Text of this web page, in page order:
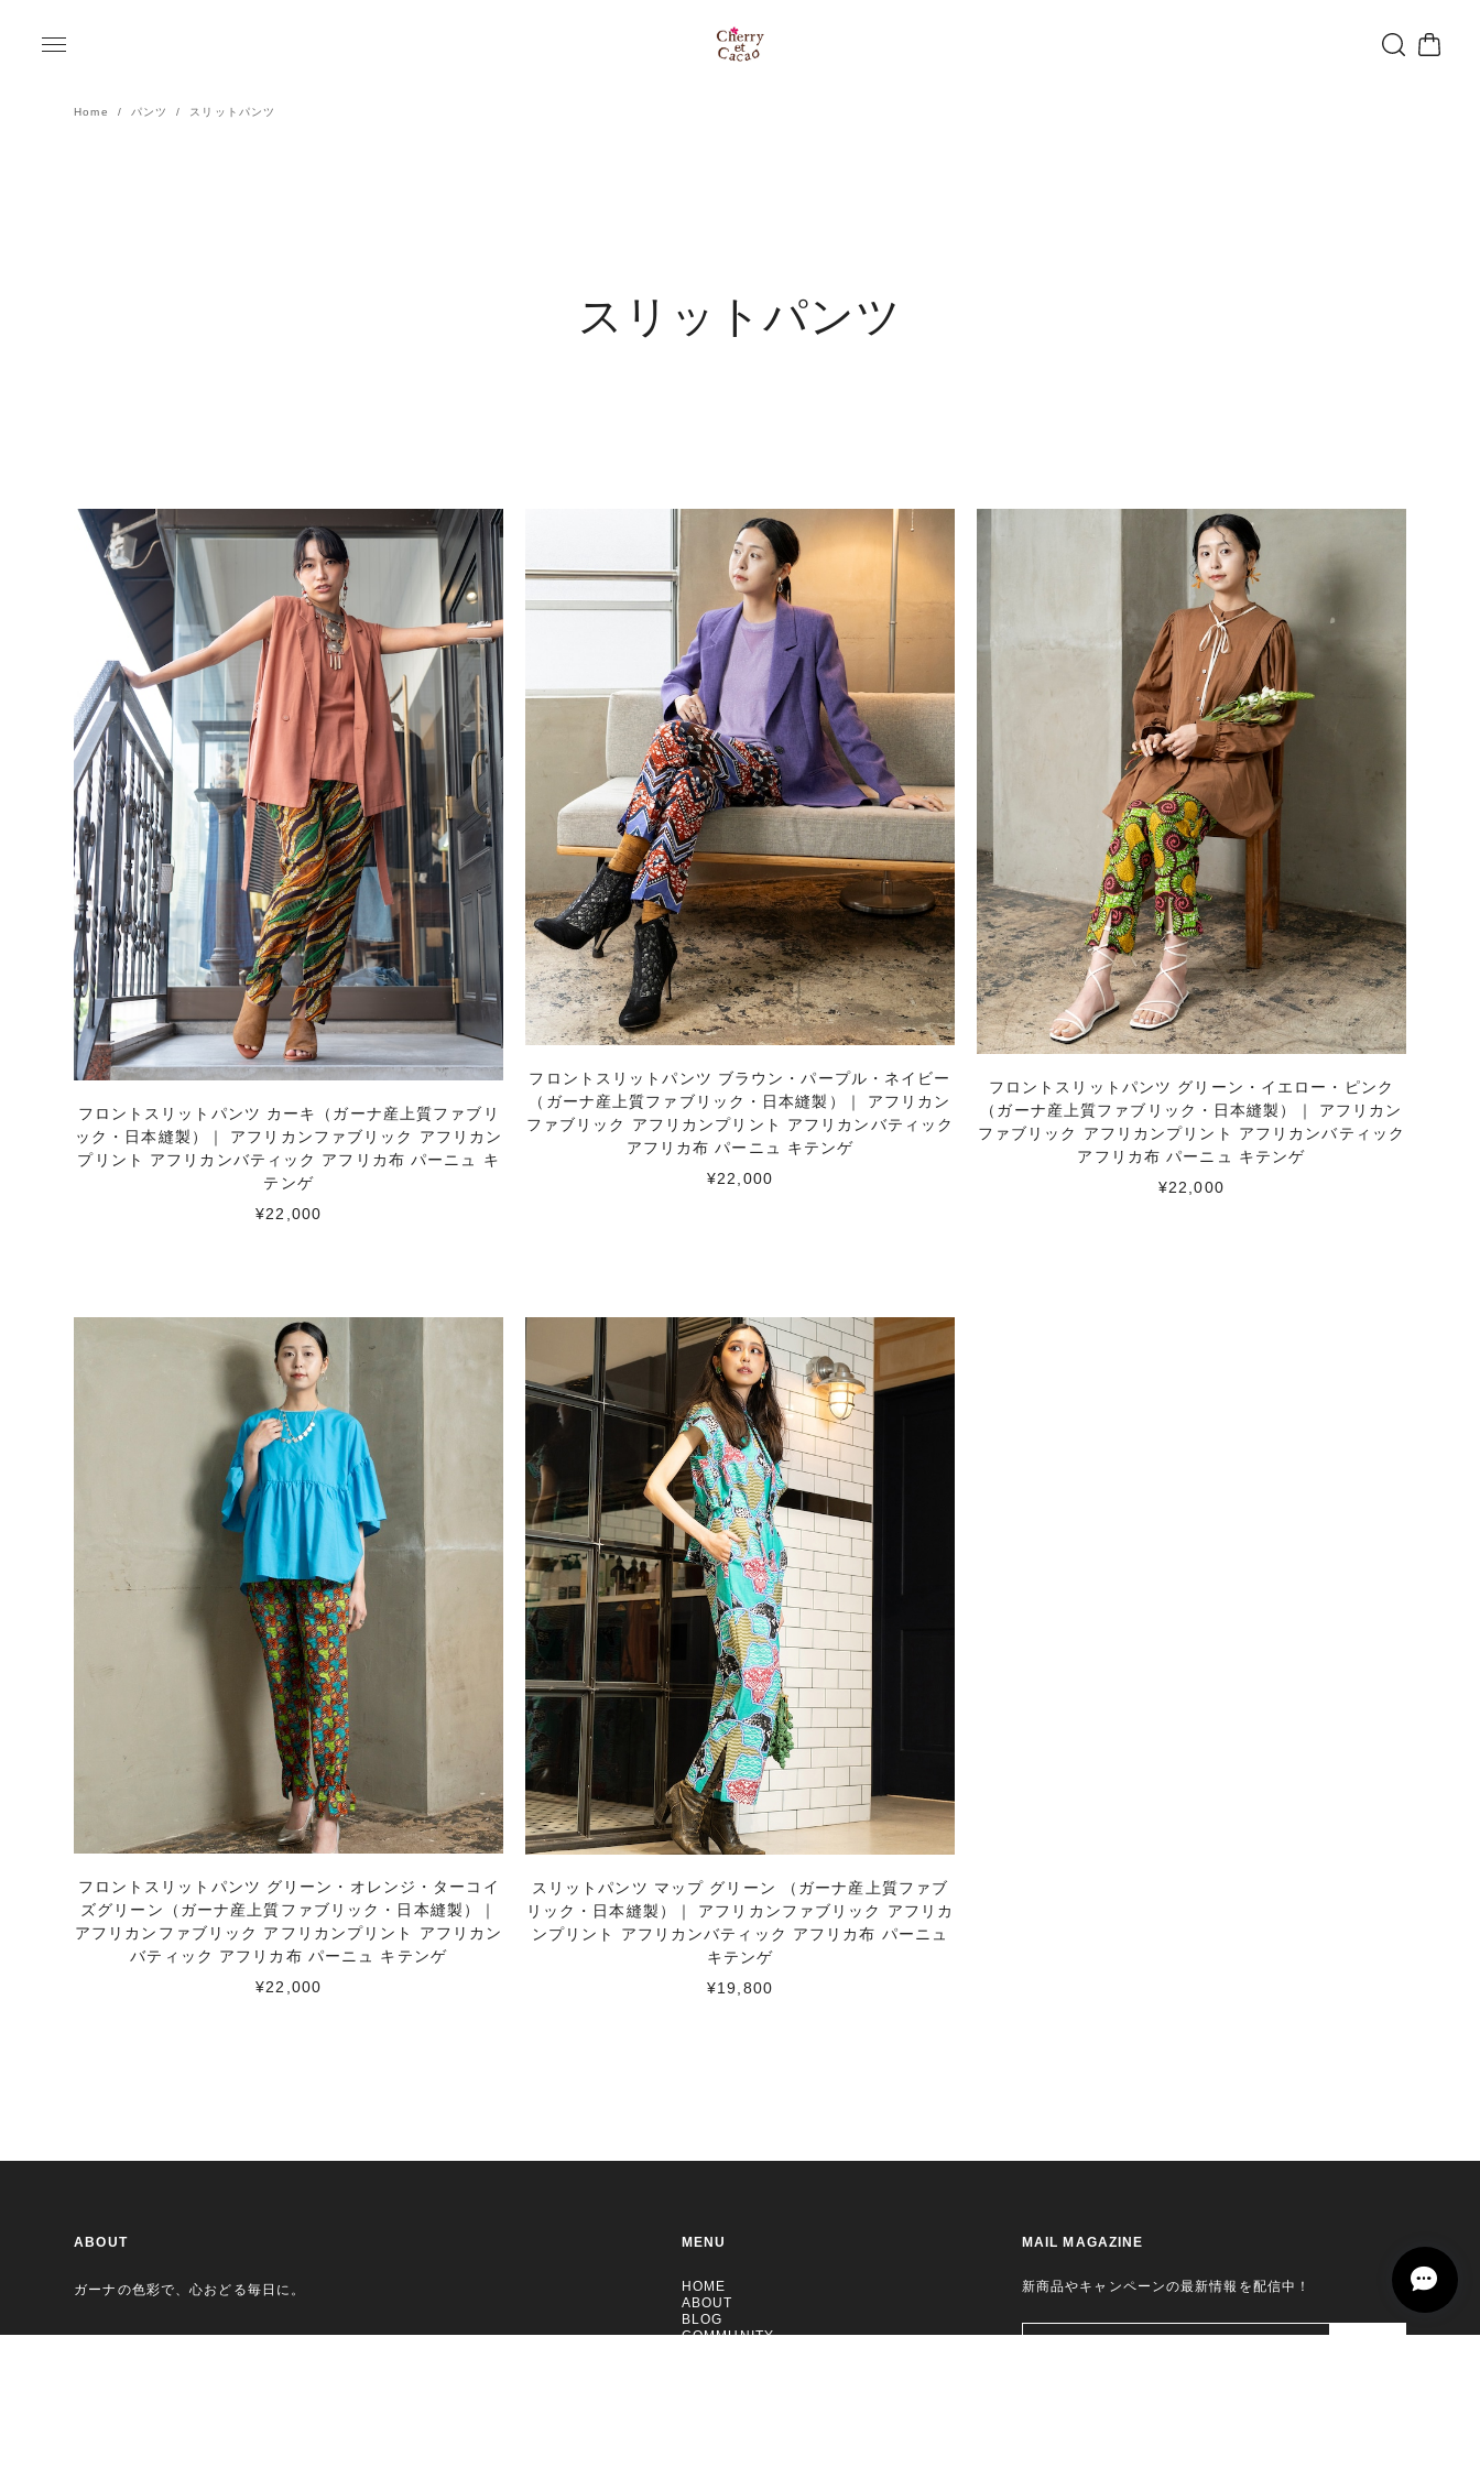
Home パンツ スリットパンツ
スリットパンツ
フロントスリットパンツ カーキ（ガーナ産上質ファブリ
ック・日本縫製）｜ アフリカンファブリック アフリカン
プリント アフリカンバティック アフリカ布 パーニュ キ
テンゲ
¥22,000
フロントスリットパンツ ブラウン・パープル・ネイビー
（ガーナ産上質ファブリック・日本縫製）｜ アフリカン
ファブリック アフリカンプリント アフリカンバティック
アフリカ布 パーニュ キテンゲ
¥22,000
フロントスリットパンツ グリーン・イエロー・ピンク
（ガーナ産上質ファブリック・日本縫製）｜ アフリカン
ファブリック アフリカンプリント アフリカンバティック
アフリカ布 パーニュ キテンゲ
¥22,000
フロントスリットパンツ グリーン・オレンジ・ターコイ
ズグリーン（ガーナ産上質ファブリック・日本縫製）｜
アフリカンファブリック アフリカンプリント アフリカン
バティック アフリカ布 パーニュ キテンゲ
¥22,000
スリットパンツ マップ グリーン （ガーナ産上質ファブ
リック・日本縫製）｜ アフリカンファブリック アフリカ
ンプリント アフリカンバティック アフリカ布 パーニュ
キテンゲ
¥19,800
ABOUT
ガーナの色彩で、心おどる毎日に。
MENU
HOME
ABOUT
BLOG
COMMUNITY
MAIL MAGAZINE
新商品やキャンペーンの最新情報を配信中！